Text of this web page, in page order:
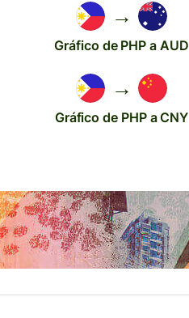
→
Gráfico de PHP a AUD
→
Gráfico de PHP a CNY